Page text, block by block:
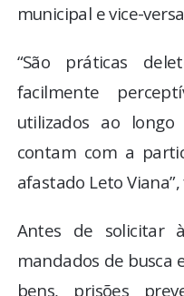
municipal e vice-
“São práticas
facilmente
utilizados ao
contam com a
afastado Leto
Antes de solicitar
mandados de busca
bens, prisões